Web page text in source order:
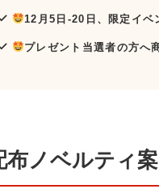
12月5日-20日、限定イベ
プレゼント当選者の方へ
布ノベルティ案